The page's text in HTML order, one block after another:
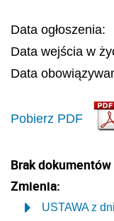
Data ogłoszenia:
Data wejścia w
Data
Pobierz PDF
Brak
Zmienia:
USTAWA z